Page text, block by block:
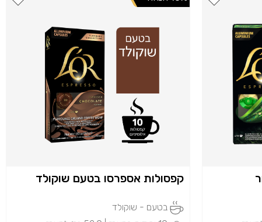
קפסולות אספרסו בטעם שוקולד
בטעם - שוקולד